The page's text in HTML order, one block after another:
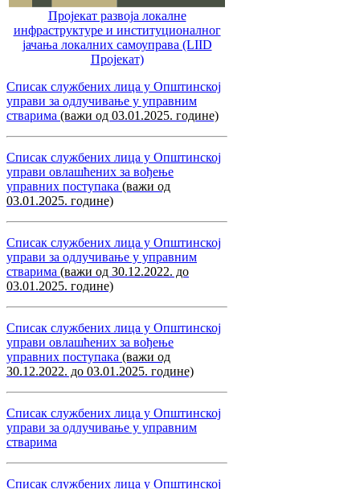
Пројекат развоја локалне
инфраструктуре и институционалног
јачања локалних самоуправa (LIID
Пројекат)
Списак службених лица у Општинској
управи за одлучивање у управним
стварима (важи од 03.01.2025. године)
Списак службених лица у Општинској
управи овлашћених за вођење
управних поступака (важи од
03.01.2025. године)
Списак службених лица у Општинској
управи за одлучивање у управним
стварима (важи од 30.12.2022. до
03.01.2025. године)
Списак службених лица у Општинској
управи овлашћених за вођење
управних поступака (важи од
30.12.2022. до 03.01.2025. године)
Списак службених лица у Општинској
управи за одлучивање у управним
стварима
Списак службених лица у Општинској